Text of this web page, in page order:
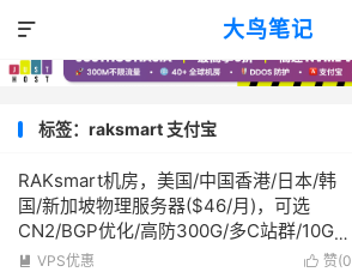
大鸟笔记

标签：raksmart 支付宝
RAKsmart机房，美国/中国香港/日本/韩
国/新加坡物理服务器($46/月)，可选
CN2/BGP优化/高防300G/多C站群/10G大
带宽
 赞(0
 VPS优惠